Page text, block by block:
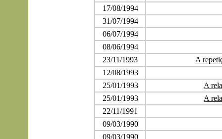
17/08/1994
31/07/1994
06/07/1994
08/06/1994
23/11/1993
A
12/08/1993
25/01/1993
A
25/01/1993
A
22/11/1991
09/03/1990
09/03/1990